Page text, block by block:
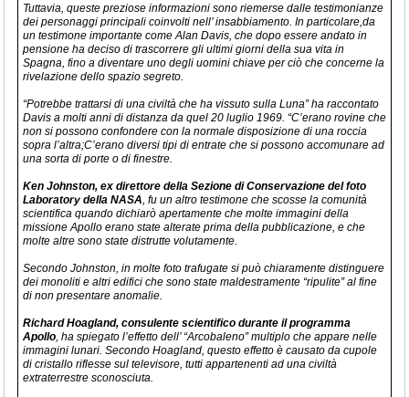
Tuttavia, queste preziose informazioni sono riemerse dalle testimonianze
dei personaggi principali coinvolti nell’ insabbiamento. In particolare,da
un testimone importante come Alan Davis, che dopo essere andato in
pensione ha deciso di trascorrere gli ultimi giorni della sua vita in
Spagna, fino a diventare uno degli uomini chiave per ciò che concerne la
rivelazione dello spazio segreto.
“Potrebbe trattarsi di una civiltà che ha vissuto sulla Luna” ha raccontato
Davis a molti anni di distanza da quel 20 luglio 1969. “C’erano rovine che
non si possono confondere con la normale disposizione di una roccia
sopra l’altra;C’erano diversi tipi di entrate che si possono accomunare ad
una sorta di porte o di finestre.
Ken Johnston, ex direttore della Sezione di Conservazione del foto
Laboratory della NASA, fu un altro testimone che scosse la comunità
scientifica quando dichiarò apertamente che molte immagini della
missione Apollo erano state alterate prima della pubblicazione, e che
molte altre sono state distrutte volutamente.
Secondo Johnston, in molte foto trafugate si può chiaramente distinguere
dei monoliti e altri edifici che sono state maldestramente “ripulite” al fine
di non presentare anomalie.
Richard Hoagland, consulente scientifico durante il programma
Apollo, ha spiegato l’effetto dell’ “Arcobaleno” multiplo che appare nelle
immagini lunari. Secondo Hoagland, questo effetto è causato da cupole
di cristallo riflesse sul televisore, tutti appartenenti ad una civiltà
extraterrestre sconosciuta.